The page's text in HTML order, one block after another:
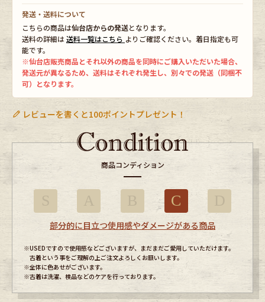
Keyring vintage bicycle
FAFATT
発送・送料について
こちらの商品は仙台店からの発送となります。
送料の詳細は送料一覧はこちら よりご確認ください。着日指定も可
能です。
※仙台店販売商品とそれ以外の商品を同時にご購入いただいた場合、
発送元が異なるため、送料はそれぞれ発生し、別々での発送（同梱不
可）となります。
レビューを書くと100ポイントプレゼント！
商品コンディション
C
部分的に目立つ使用感やダメージがある商品
※USEDですので使用感などございますが、まだまだご愛用していただけます。
古着という事をご理解の上ご注文よろしくお願いします。
※全体に色あせがございます。
※古着は洗濯、検品などのケアを行っております。